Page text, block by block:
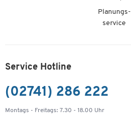
Planungs-
service
Service Hotline
(02741) 286 222
Montags - Freitags: 7.30 - 18.00 Uhr